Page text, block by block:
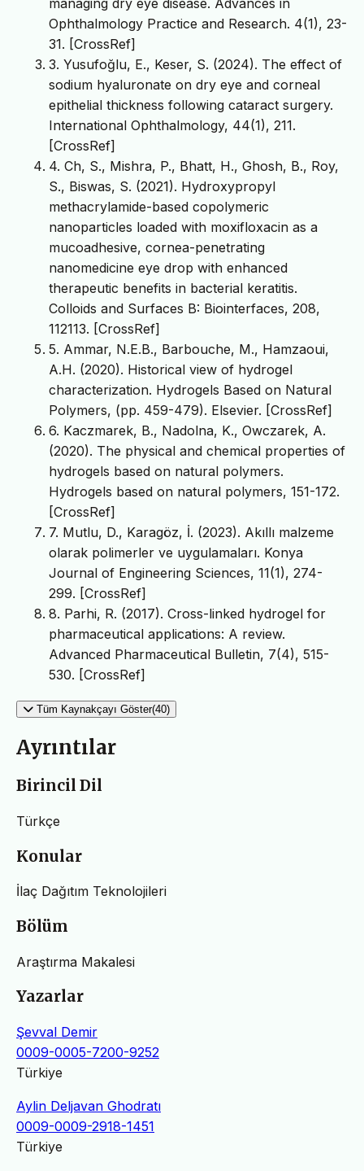
managing dry eye disease. Advances in
Ophthalmology Practice and Research. 4(1), 23-
31. [CrossRef]
3. Yusufoğlu, E., Keser, S. (2024). The effect of
sodium hyaluronate on dry eye and corneal
epithelial thickness following cataract surgery.
International Ophthalmology, 44(1), 211.
[CrossRef]
4. Ch, S., Mishra, P., Bhatt, H., Ghosh, B., Roy,
S., Biswas, S. (2021). Hydroxypropyl
methacrylamide-based copolymeric
nanoparticles loaded with moxifloxacin as a
mucoadhesive, cornea-penetrating
nanomedicine eye drop with enhanced
therapeutic benefits in bacterial keratitis.
Colloids and Surfaces B: Biointerfaces, 208,
112113. [CrossRef]
5. Ammar, N.E.B., Barbouche, M., Hamzaoui,
A.H. (2020). Historical view of hydrogel
characterization. Hydrogels Based on Natural
Polymers, (pp. 459-479). Elsevier. [CrossRef]
6. Kaczmarek, B., Nadolna, K., Owczarek, A.
(2020). The physical and chemical properties of
hydrogels based on natural polymers.
Hydrogels based on natural polymers, 151-172.
[CrossRef]
7. Mutlu, D., Karagöz, İ. (2023). Akıllı malzeme
olarak polimerler ve uygulamaları. Konya
Journal of Engineering Sciences, 11(1), 274-
299. [CrossRef]
8. Parhi, R. (2017). Cross-linked hydrogel for
pharmaceutical applications: A review.
Advanced Pharmaceutical Bulletin, 7(4), 515-
530. [CrossRef]
Tüm Kaynakçayı Göster(40)
Ayrıntılar
Birincil Dil
Türkçe
Konular
İlaç Dağıtım Teknolojileri
Bölüm
Araştırma Makalesi
Yazarlar
Şevval Demir
0009-0005-7200-9252
Türkiye
Aylin Deljavan Ghodratı
0009-0009-2918-1451
Türkiye